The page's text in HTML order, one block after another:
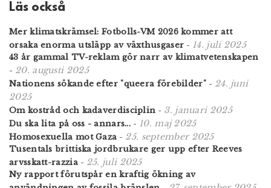
Läs också
Mer klimatskrämsel: Fotbolls-VM 2026 kommer att
orsaka enorma utsläpp av växthusgaser - 14. juli 2025
43 år gammal TV-reklam gör narr av klimatvetenskapen
- 20. augusti 2025
Nationens sökande efter "queera förebilder"- 24. juni
2025
Om kostråd och kadaverdisciplin - 3. januari 2025
Du ska lita på oss - annars... - 10. maj 2025
Homosexuella mot Gaza - 25. september 2025
Tusentals brittiska jordbrukare ger upp efter Reeves
arvsskatt-razzia- 25. juli 2025
Ny rapport förutspår en kraftig ökning av